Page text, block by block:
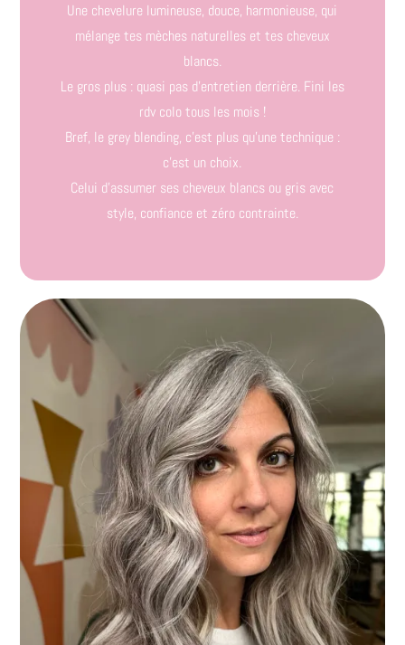
Une chevelure lumineuse, douce, harmonieuse, qui
mélange tes mèches naturelles et tes cheveux
blancs.
Le gros plus : quasi pas d’entretien derrière. Fini les
rdv colo tous les mois !
Bref, le grey blending, c’est plus qu’une technique :
c’est un choix.
Celui d’assumer ses cheveux blancs ou gris avec
style, confiance et zéro contrainte.